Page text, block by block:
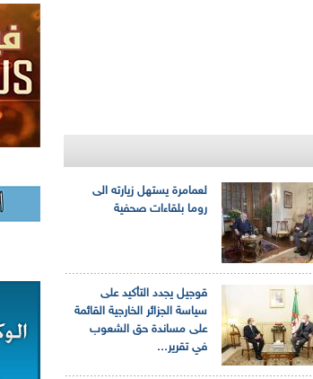
لعمامرة يستهل زيارته الى
روما بلقاءات صحفية
قوجيل يجدد التأكيد على
سياسة الجزائر الخارجية القائمة
على مساندة حق الشعوب
في تقرير...